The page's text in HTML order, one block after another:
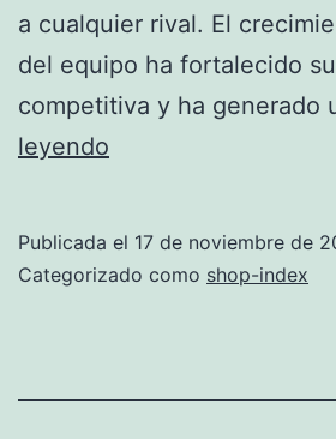
a cualquier rival. El
del equipo ha fortalecido
competitiva y ha generado
leyendo
la
Publicada el 17 de noviembre de
Categorizado como shop-index